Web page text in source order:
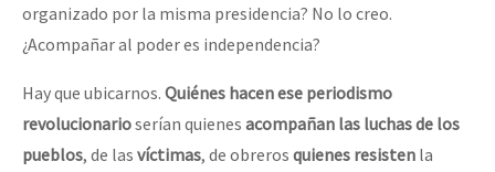
organizado por la misma presidencia? No lo creo.
¿Acompañar al poder es independencia?
Hay que ubicarnos. Quiénes hacen ese periodismo
revolucionarioserían quienes acompañan las luchas de los
pueblos, de las víctimas, de obreros quienes resisten la